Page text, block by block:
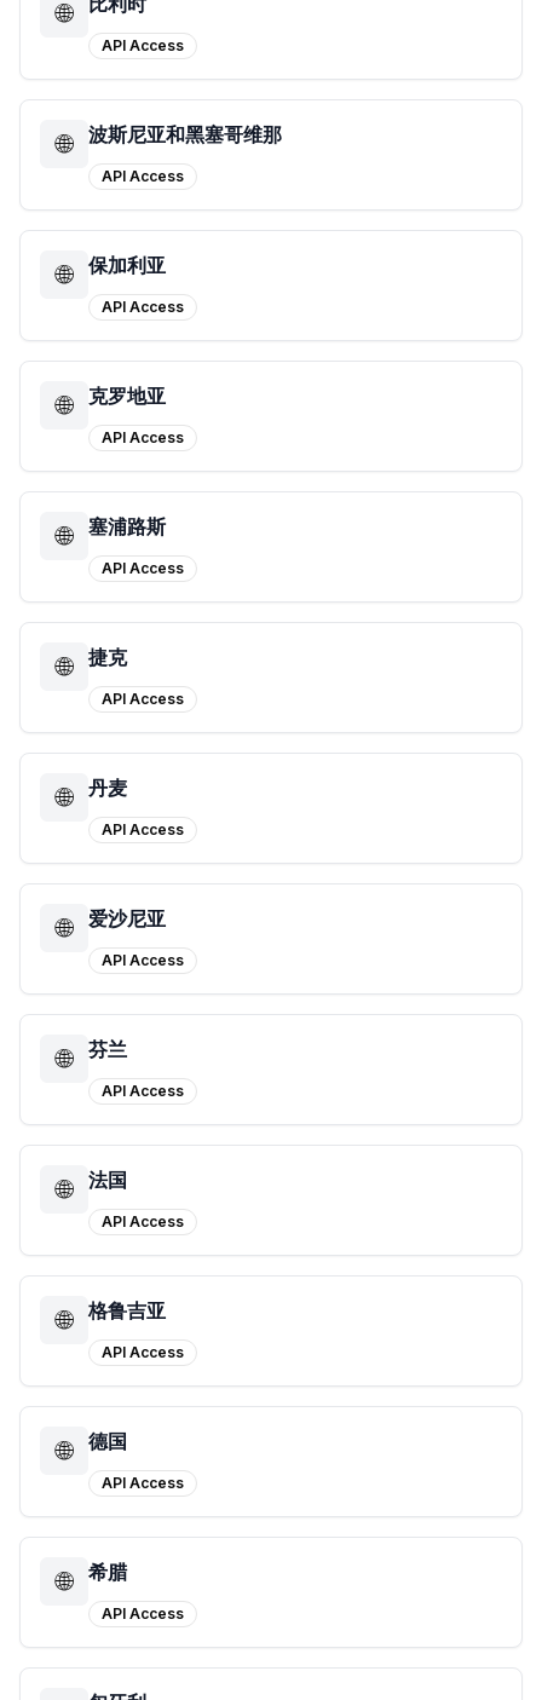
🌐
API Access
🌐 波斯尼亚和黑塞哥维那
API Access
🌐 保加利亚
API Access
🌐 克罗地亚
API Access
🌐 塞浦路斯
API Access
🌐 捷克
API Access
🌐 丹麦
API Access
🌐 爱沙尼亚
API Access
🌐 芬兰
API Access
🌐 法国
API Access
🌐 格鲁吉亚
API Access
🌐 德国
API Access
🌐 希腊
API Access